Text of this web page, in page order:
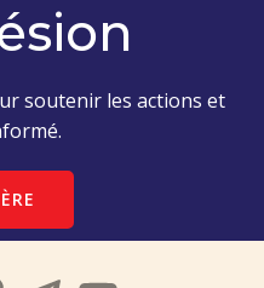
soutenir les actions et